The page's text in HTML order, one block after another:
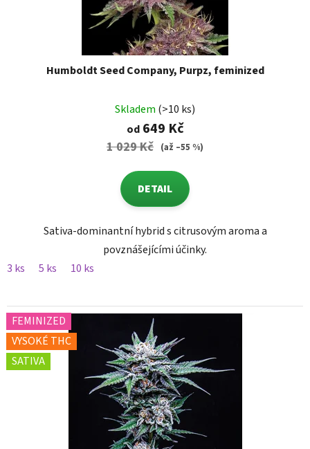
Humboldt Seed Company, Purpz, feminized
Skladem (>10 ks)
od649 Kč
1 029 Kč (až –55 %)
DETAIL
Sativa-dominantní hybrid s citrusovým aroma a
povznášejícími účinky.
3 ks
5 ks 10 ks
FEMINIZED
VYSOKÉ THC
SATIVA